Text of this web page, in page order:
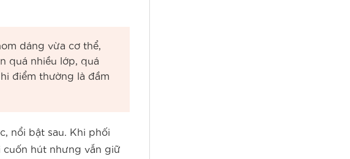
dáng vừa cơ thể,
quá nhiều lớp, quá
điểm thường là đầm
nổi bật sau. Khi phối
hút nhưng vẫn giữ